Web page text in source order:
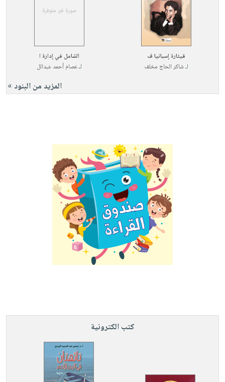
قيثارة إسبانيا ف
لـشاكر الحاج مخلف
الشامل في إدارة ا
لـعصام أحمد عبدالل
المزيد من البنود »
كتب الكترونية